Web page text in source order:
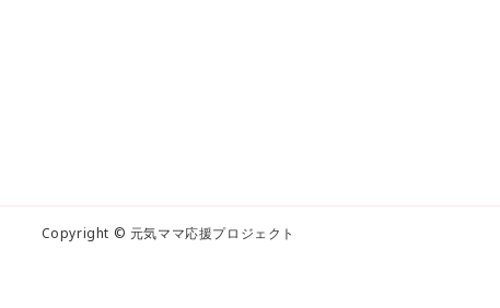
Copyright © 元気ママ応援プロジェクト